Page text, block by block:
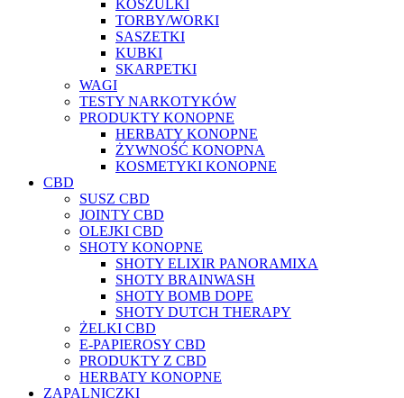
KOSZULKI
TORBY/WORKI
SASZETKI
KUBKI
SKARPETKI
WAGI
TESTY NARKOTYKÓW
PRODUKTY KONOPNE
HERBATY KONOPNE
ŻYWNOŚĆ KONOPNA
KOSMETYKI KONOPNE
CBD
SUSZ CBD
JOINTY CBD
OLEJKI CBD
SHOTY KONOPNE
SHOTY ELIXIR PANORAMIXA
SHOTY BRAINWASH
SHOTY BOMB DOPE
SHOTY DUTCH THERAPY
ŻELKI CBD
E-PAPIEROSY CBD
PRODUKTY Z CBD
HERBATY KONOPNE
ZAPALNICZKI